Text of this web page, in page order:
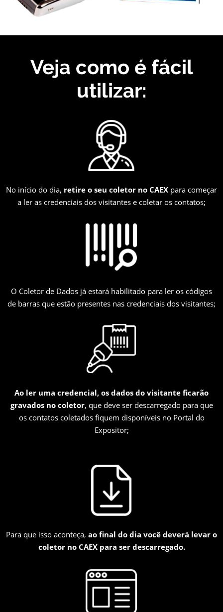
Veja como é fácil
utilizar:
No início do dia, retire o seu coletor no CAEX para começar
a ler as credenciais dos visitantes e coletar os contatos;
O Coletor de Dados já estará habilitado para ler os códigos
de barras que estão presentes nas credenciais dos visitantes;
Ao ler uma credencial, os dados do visitante ficarão
gravados no coletor, que deve ser descarregado para que
os contatos coletados fiquem disponíveis no Portal do
Expositor;
Para que isso aconteça, ao final do dia você deverá levar o
coletor no CAEX para ser descarregado.